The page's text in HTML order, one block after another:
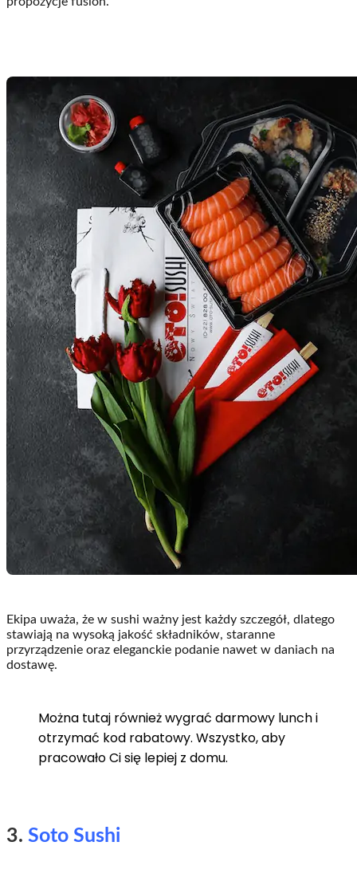
Ekipa uważa, że w sushi ważny jest każdy szczegół, dlatego
stawiają na wysoką jakość składników, staranne
przyrządzenie oraz eleganckie podanie nawet w daniach na
dostawę.
Można tutaj również wygrać darmowy lunch i
otrzymać kod rabatowy. Wszystko, aby
pracowało Ci się lepiej z domu.
3. Soto Sushi